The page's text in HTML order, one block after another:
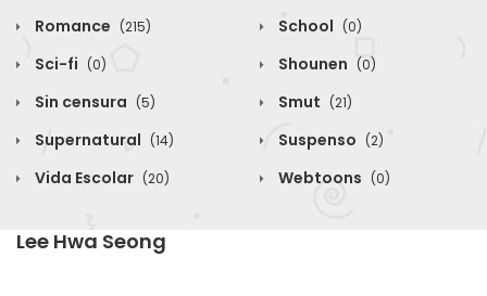
Romance (215) School (0)
Sci-fi (0) Shounen (0)
Sin censura (5) Smut (21)
Supernatural (14) Suspenso (2)
Vida Escolar (20) Webtoons (0)
Lee Hwa Seong